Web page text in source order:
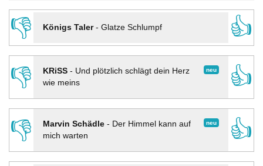
👎
Königs Taler- Glatze Schlumpf
👍
👎
neu
KRiSS- Und plötzlich schlägt dein Herz
wie meins
👍
👎 neu
Marvin Schädle- Der Himmel kann auf
mich warten
👍